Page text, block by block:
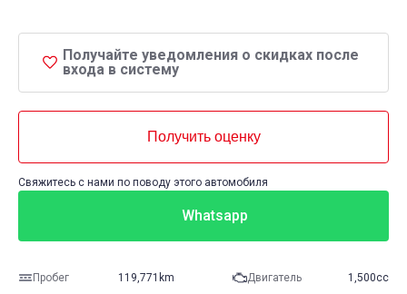
Получайте уведомления о скидках после
входа в систему
Получить оценку
Свяжитесь с нами по поводу этого автомобиля
Whatsapp
Пробег 119,771km Двигатель 1,500cc